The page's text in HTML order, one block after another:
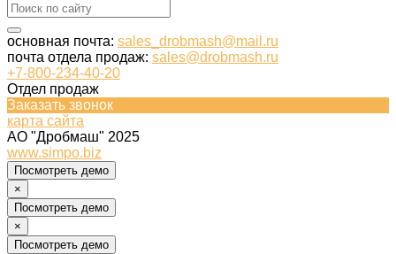
основная почта: sales_drobmash@mail.ru
почта отдела продаж: sales@drobmash.ru
+7-800-234-40-20
Отдел продаж
Заказать звонок
карта сайта
АО "Дробмаш" 2025
www.simpo.biz
Посмотреть демо
×
Посмотреть демо
×
Посмотреть демо